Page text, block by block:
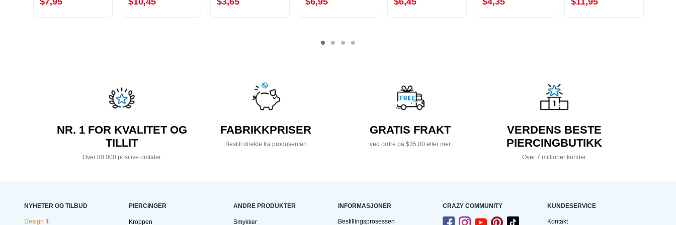
NR. 1 FOR KVALITET OG
TILLIT
Over 80 000 positive omtaler
FABRIKKPRISER
Bestill direkte fra produsenten
GRATIS FRAKT
ved ordre på $35,00 eller mer
VERDENS BESTE
PIERCINGBUTIKK
Over 7 millioner kunder
NYHETER OG TILBUD
Design It!
PIERCINGER
Kroppen
ANDRE PRODUKTER
Smykker
INFORMASJONER
Bestillingsprosessen
CRAZY COMMUNITY KUNDESERVICE
Kontakt